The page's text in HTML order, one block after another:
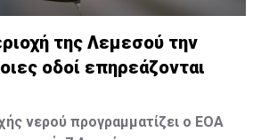
της Λεμεσού την
οδοί επηρεάζονται
νερού προγραμματίζει ο ΕΟΑ